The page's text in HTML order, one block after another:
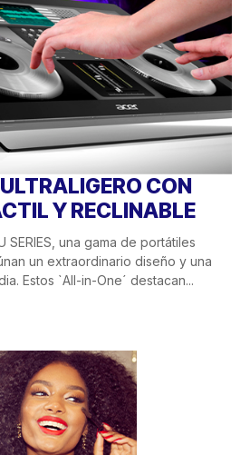
CON
Y RECLINABLE
SERIES, una gama de portátiles
un extraordinario diseño y una
Estos `All-in-One´ destacan...